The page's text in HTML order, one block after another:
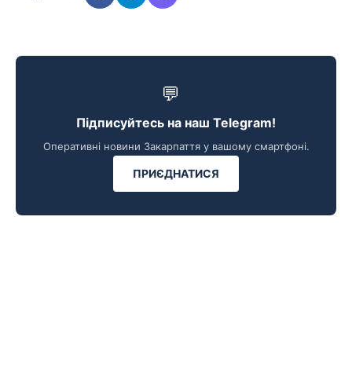
💬
Підписуйтесь на наш Telegram!
Оперативні новини Закарпаття у вашому смартфоні.
ПРИЄДНАТИСЯ